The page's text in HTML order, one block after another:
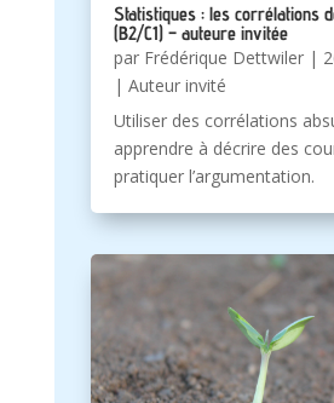
Statistiques : les corrélations
(B2/C1) – auteure invitée
par Frédérique Dettwiler|
| Auteur invité
Utiliser des corrélations
apprendre à décrire des
pratiquer l’argumentation.